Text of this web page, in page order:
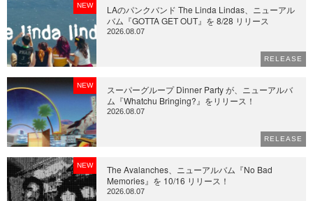
NEW
LAのパンクバンド The Linda Lindas、ニューアル
バム『GOTTA GET OUT』を 8/28 リリース
2026.08.07
RELEASE
NEW
スーパーグループ Dinner Party が、ニューアルバ
ム『Whatchu Bringing?』をリリース！
2026.08.07
RELEASE
NEW
The Avalanches、ニューアルバム『No Bad
Memories』を 10/16 リリース！
2026.08.07